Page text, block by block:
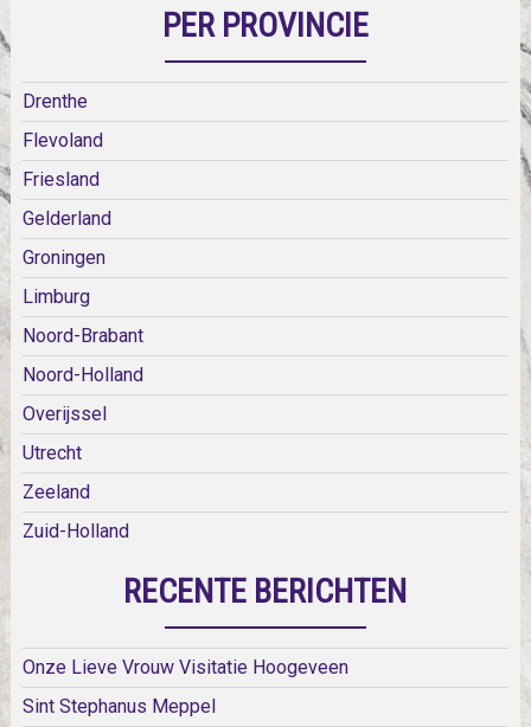
PER PROVINCIE
Drenthe
Flevoland
Friesland
Gelderland
Groningen
Limburg
Noord-Brabant
Noord-Holland
Overijssel
Utrecht
Zeeland
Zuid-Holland
RECENTE BERICHTEN
Onze Lieve Vrouw Visitatie Hoogeveen
Sint Stephanus Meppel